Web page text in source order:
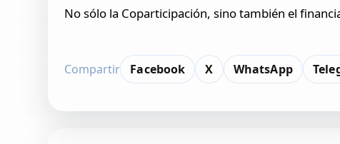
No sólo la Coparticipación, sino también el
Compartir Facebook X WhatsApp